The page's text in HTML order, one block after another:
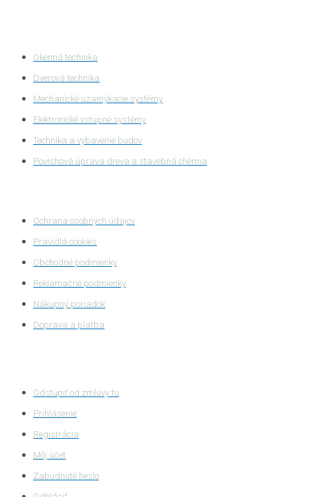
Okenná technika
Dverová technika
Mechanické uzamykacie systémy
Elektronické vstupné systémy
Technika a vybavenie budov
Povrchová úprava dreva a stavebná chémia
Ochrana osobných údajov
Pravidlá cookies
Obchodné podmienky
Reklamačné podmienky
Nákupný poriadok
Doprava a platba
Odstúpiť od zmluvy tu
Prihlásenie
Registrácia
Môj účet
Zabudnuté heslo